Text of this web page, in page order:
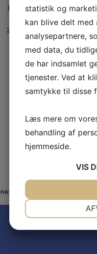
1. På bagsiden af dit
kan ring til for hjælp med
2. Inden du ringer til tlf. nr.
HASLEV GYMNASTIK FORENING |
statistik og
kan blive delt med
analysepartnere,
med data, du
de har indsamlet
tjenester. Ved at
samtykke til disse
Læs mere om
behandling af
hjemmeside.
VIS